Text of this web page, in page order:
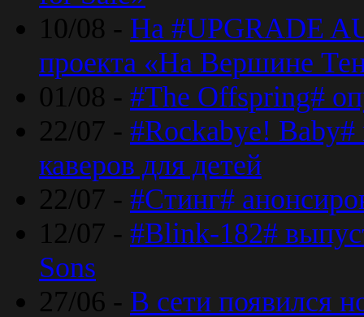
10/08 - На #UPGRADE
проекта «На Вершине
01/08 - #The Offspring#
22/07 - #Rockabye!
каверов для детей
22/07 - #Стинг#
12/07 - #Blink-182#
Sons
27/06 - В сети появился